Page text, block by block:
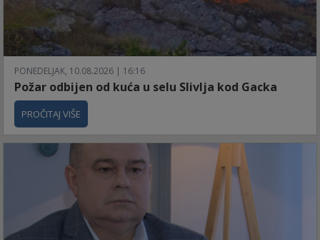
PONEDELJAK, 10.08.2026 | 16:16
Požar odbijen od kuća u selu Slivlja kod Gacka
PROČITAJ VIŠE